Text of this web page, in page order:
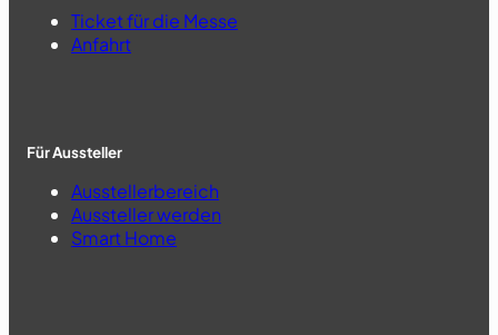
Ticket für die Messe
Anfahrt
Für Aussteller
Ausstellerbereich
Aussteller werden
Smart Home